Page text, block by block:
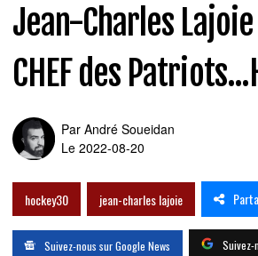
Jean-Charles Lajoie
CHEF des
Par André Soueidan
Le 2022-08-20
hockey30 jean-charles lajoie
Suivez-nous sur Google News Suivez-